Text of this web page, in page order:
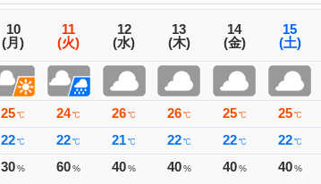
10
(月)
25 ℃
22 ℃
30 %
11
(火)
24℃
22℃
60%
12
(水)
26℃
21℃
40%
13
(木)
26℃
22℃
40%
14
(金)
25℃
22℃
40%
15
(土)
25 ℃
22 ℃
40 %